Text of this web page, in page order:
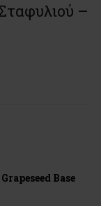
–
Base